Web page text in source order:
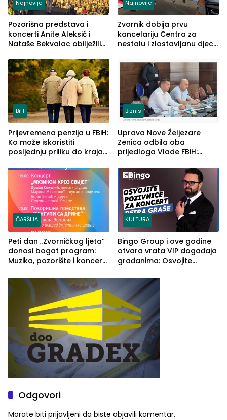
Najnovije
Pozorišna predstava i
koncerti Anite Aleksić i
Nataše Bekvalac obilježili
ljeta (FOTO)
Najnovije
Zvornik dobija prvu
kancelariju Centra za
nestalu i zlostavljanu djecu
BiH
Prijevremena penzija u FBiH:
Ko može iskoristiti
posljednju priliku do kraja
Biznis
Uprava Nove Željezare
Zenica odbila oba
prijedloga Vlade FBiH:
rješenje
ČARŠIJA
Peti dan „Zvorničkog ljeta“
donosi bogat program:
Muzika, pozorište i koncert
KULTURA
Bingo Group i ove godine
otvara vrata VIP događaja
građanima: Osvojite
Graše
Odgovori
Morate biti prijavljeni da biste objavili komentar.